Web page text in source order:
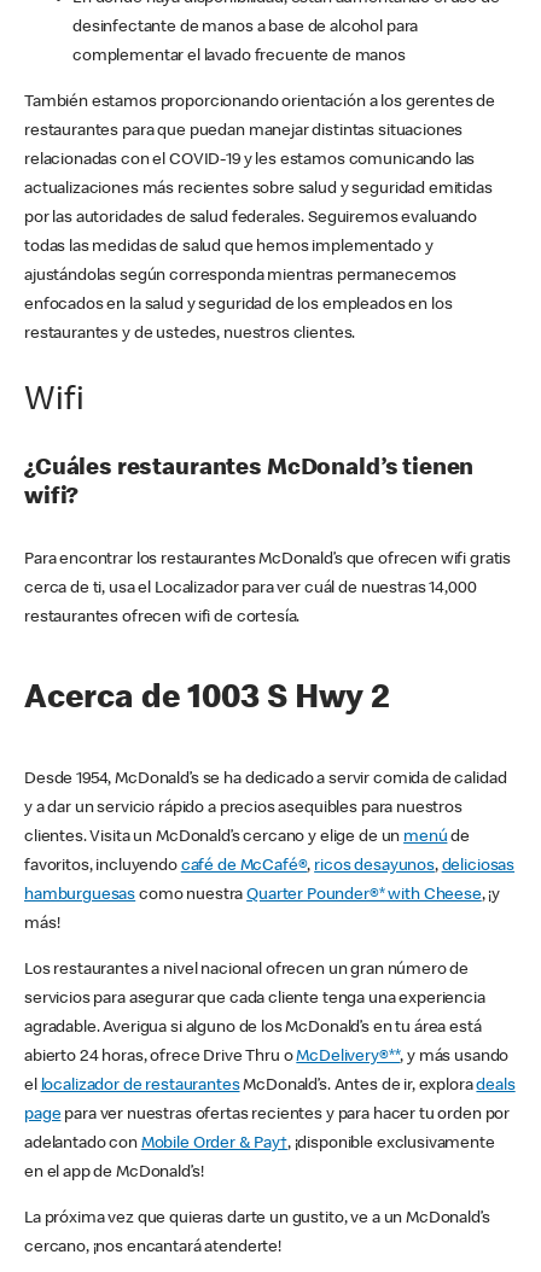
desinfectante de manos a base de alcohol para
complementar el lavado frecuente de manos
También estamos proporcionando orientación a los gerentes de
restaurantes para que puedan manejar distintas situaciones
relacionadas con el COVID-19 y les estamos comunicando las
actualizaciones más recientes sobre salud y seguridad emitidas
por las autoridades de salud federales. Seguiremos evaluando
todas las medidas de salud que hemos implementado y
ajustándolas según corresponda mientras permanecemos
enfocados en la salud y seguridad de los empleados en los
restaurantes y de ustedes, nuestros clientes.
Wifi
¿Cuáles restaurantes McDonald’s tienen
wifi?
Para encontrar los restaurantes McDonald’s que ofrecen wifi gratis
cerca de ti, usa el Localizador para ver cuál de nuestras 14,000
restaurantes ofrecen wifi de cortesía.
Acerca de 1003 S Hwy 2
Desde 1954, McDonald’s se ha dedicado a servir comida de calidad
y a dar un servicio rápido a precios asequibles para nuestros
clientes. Visita un McDonald’s cercano y elige de un menú de
favoritos, incluyendo café de McCafé®, ricos desayunos, deliciosas
hamburguesas como nuestraQuarter Pounder®* with Cheese, ¡y
más!
Los restaurantes a nivel nacional ofrecen un gran número de
servicios para asegurar que cada cliente tenga una experiencia
agradable. Averigua si alguno de los McDonald’s en tu área está
abierto 24 horas, ofrece Drive Thru oMcDelivery®**, y más usando
el localizador de restaurantesMcDonald’s. Antes de ir, exploradeals
pagepara ver nuestras ofertas recientes y para hacer tu orden por
adelantado con Mobile Order & Pay†, ¡disponible exclusivamente
en el app de McDonald’s!
La próxima vez que quieras darte un gustito, ve a un McDonald’s
cercano, ¡nos encantará atenderte!